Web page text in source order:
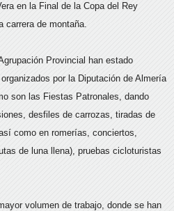
en la Final de la Copa del Rey
carrera de montaña.
Provincial han estado
por la Diputación de Almería
son las Fiestas Patronales, dando
desfiles de carrozas, tiradas de
como en romerías, conciertos,
de luna llena), pruebas cicloturistas
volumen de trabajo, donde se han